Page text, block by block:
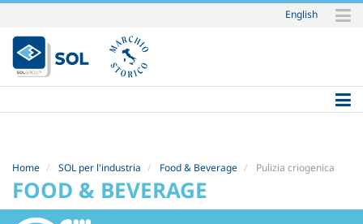
Salta
ai
contenuti.
|
alla
English
Home SOL per l'industria Food & Beverage Pulizia criogenica
FOOD & BEVERAGE